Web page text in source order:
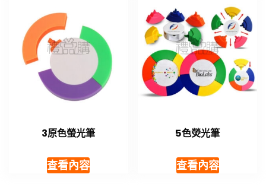
3原色螢光筆
查看內容
5色熒光筆
查看內容